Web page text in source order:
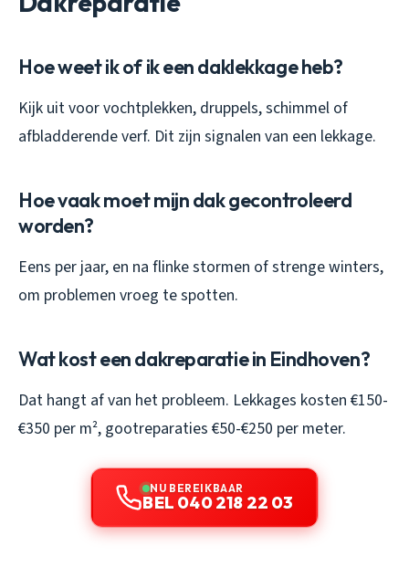
Hoe weet ik of ik een daklekkage heb?
Kijk uit voor vochtplekken, druppels, schimmel of
afbladderende verf. Dit zijn signalen van een lekkage.
Hoe vaak moet mijn dak gecontroleerd
worden?
Eens per jaar, en na flinke stormen of strenge winters,
om problemen vroeg te spotten.
Wat kost een dakreparatie in Eindhoven?
Dat hangt af van het probleem. Lekkages kosten €150-
€350 per m², gootreparaties €50-€250 per meter.
NU BEREIKBAAR
BEL 040 218 22 03